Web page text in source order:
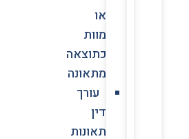
או
מוות
כתוצאה
מתאונה
עורך
דין
תאונות